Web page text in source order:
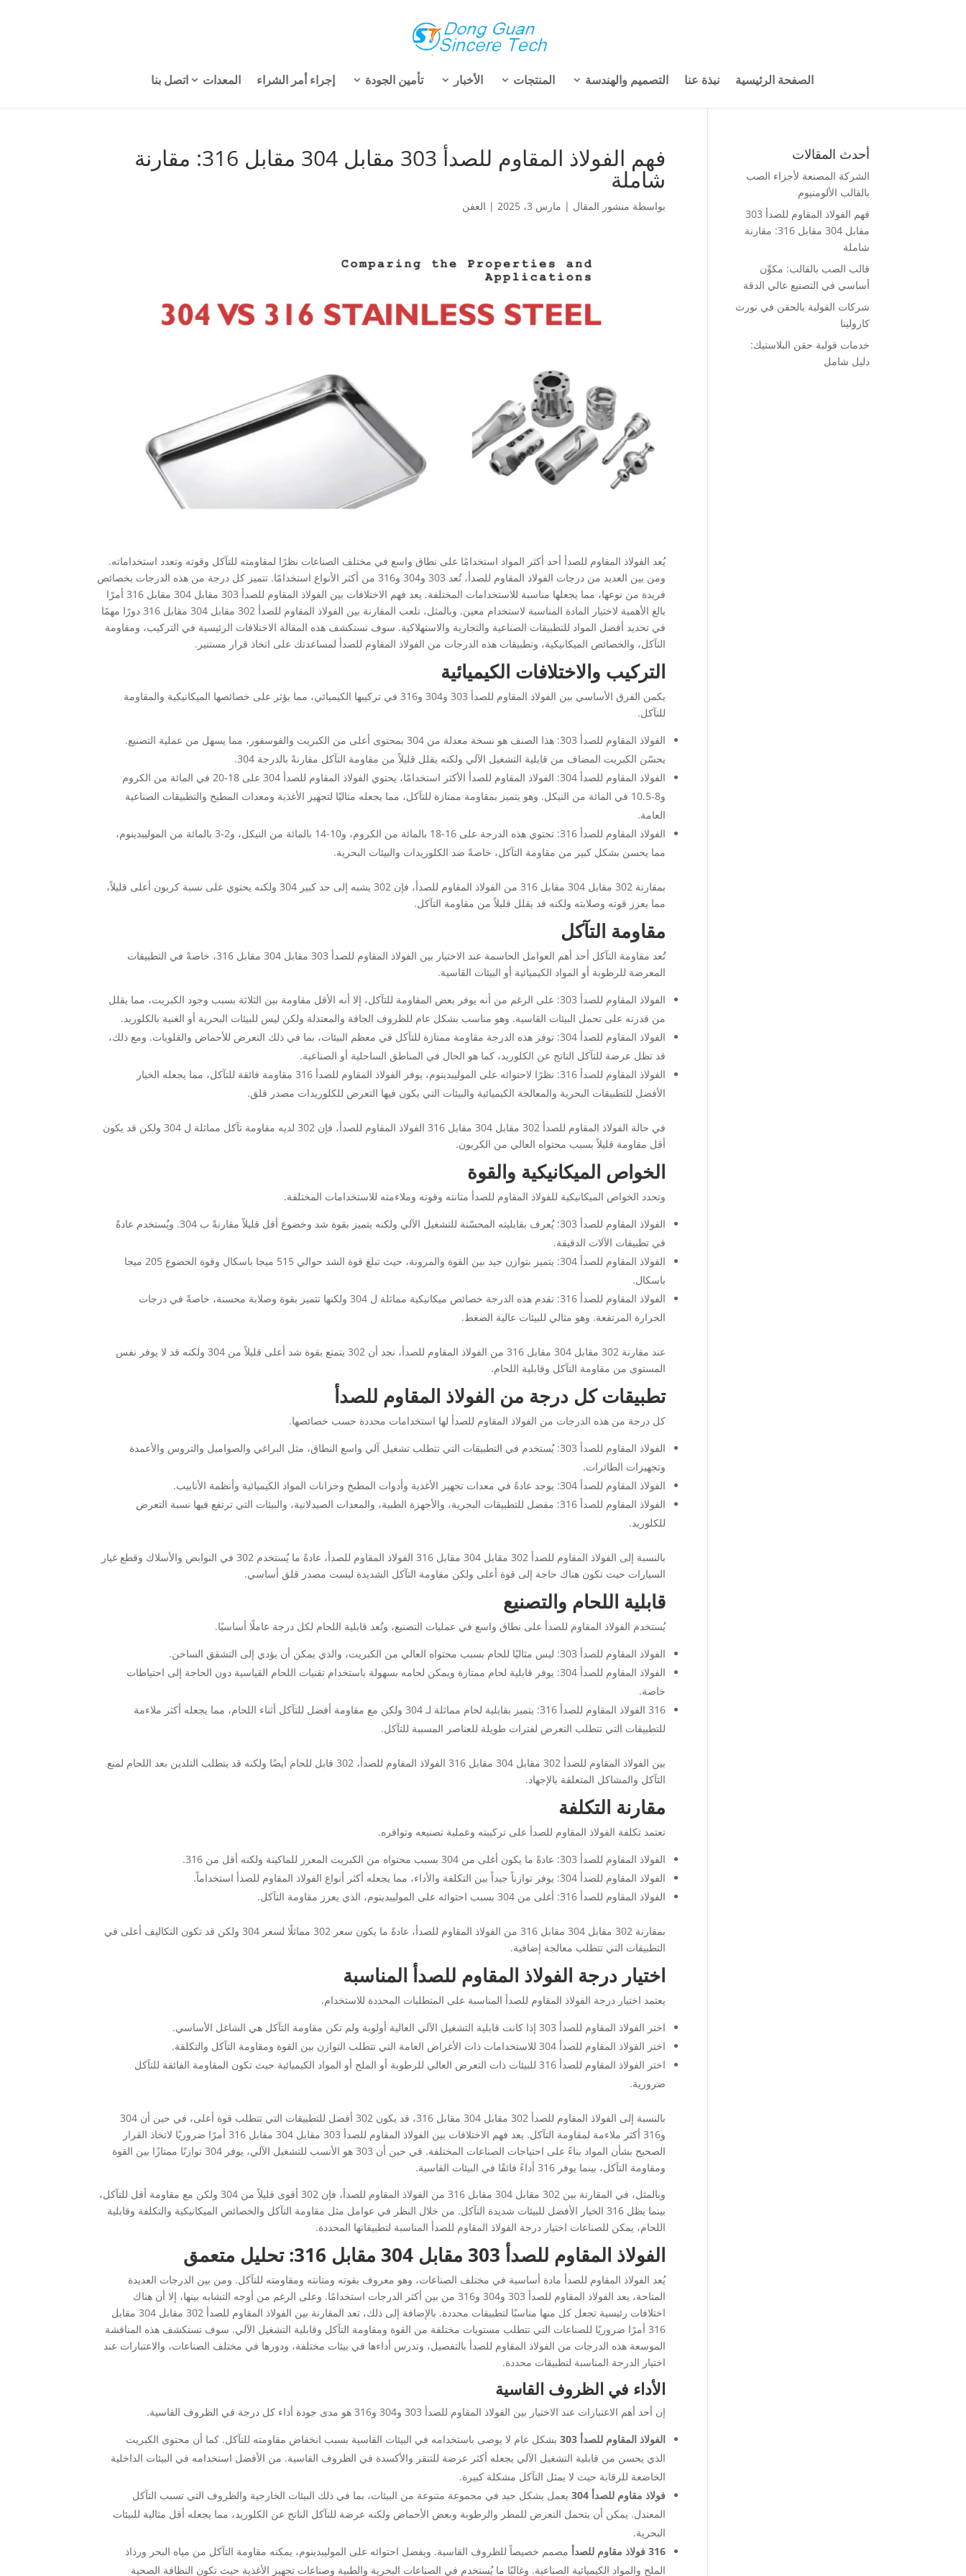
الصفحة الرئيسية نبذة عنا التصميم والهندسة المنتجات الأخبار تأمين الجودة إجراء أمر الشراء المعدات اتصل بنا
فهم الفولاذ المقاوم للصدأ 303 مقابل 304 مقابل 316: مقارنة
شاملة
بواسطة منشور المقال | مارس 3، 2025 | العفن
يُعد الفولاذ المقاوم للصدأ أحد أكثر المواد استخدامًا على نطاق واسع في مختلف الصناعات نظرًا لمقاومته للتآكل وقوته وتعدد استخداماته.
ومن بين العديد من درجات الفولاذ المقاوم للصدأ، تُعد 303 و304 و316 من أكثر الأنواع استخدامًا. تتميز كل درجة من هذه الدرجات بخصائص
فريدة من نوعها، مما يجعلها مناسبة للاستخدامات المختلفة. يعد فهم الاختلافات بين الفولاذ المقاوم للصدأ 303 مقابل 304 مقابل 316 أمرًا
بالغ الأهمية لاختيار المادة المناسبة لاستخدام معين. وبالمثل، تلعب المقارنة بين الفولاذ المقاوم للصدأ 302 مقابل 304 مقابل 316 دورًا مهمًا
في تحديد أفضل المواد للتطبيقات الصناعية والتجارية والاستهلاكية. سوف تستكشف هذه المقالة الاختلافات الرئيسية في التركيب، ومقاومة
التآكل، والخصائص الميكانيكية، وتطبيقات هذه الدرجات من الفولاذ المقاوم للصدأ لمساعدتك على اتخاذ قرار مستنير.
التركيب والاختلافات الكيميائية
يكمن الفرق الأساسي بين الفولاذ المقاوم للصدأ 303 و304 و316 في تركيبها الكيميائي، مما يؤثر على خصائصها الميكانيكية والمقاومة
للتآكل.
الفولاذ المقاوم للصدأ 303: هذا الصنف هو نسخة معدلة من 304 بمحتوى أعلى من الكبريت والفوسفور، مما يسهل من عملية التصنيع.
يحسّن الكبريت المضاف من قابلية التشغيل الآلي ولكنه يقلل قليلاً من مقاومة التآكل مقارنةً بالدرجة 304.
الفولاذ المقاوم للصدأ 304: الفولاذ المقاوم للصدأ الأكثر استخدامًا، يحتوي الفولاذ المقاوم للصدأ 304 على 18-20 في المائة من الكروم
و8-10.5 في المائة من النيكل. وهو يتميز بمقاومة ممتازة للتآكل، مما يجعله مثاليًا لتجهيز الأغذية ومعدات المطبخ والتطبيقات الصناعية
العامة.
الفولاذ المقاوم للصدأ 316: تحتوي هذه الدرجة على 16-18 بالمائة من الكروم، و10-14 بالمائة من النيكل، و2-3 بالمائة من الموليبدينوم،
مما يحسن بشكل كبير من مقاومة التآكل، خاصةً ضد الكلوريدات والبيئات البحرية.
بمقارنة 302 مقابل 304 مقابل 316 من الفولاذ المقاوم للصدأ، فإن 302 يشبه إلى حد كبير 304 ولكنه يحتوي على نسبة كربون أعلى قليلاً،
مما يعزز قوته وصلابته ولكنه قد يقلل قليلاً من مقاومة التآكل.
مقاومة التآكل
تُعد مقاومة التآكل أحد أهم العوامل الحاسمة عند الاختيار بين الفولاذ المقاوم للصدأ 303 مقابل 304 مقابل 316، خاصةً في التطبيقات
المعرضة للرطوبة أو المواد الكيميائية أو البيئات القاسية.
الفولاذ المقاوم للصدأ 303: على الرغم من أنه يوفر بعض المقاومة للتآكل، إلا أنه الأقل مقاومة بين الثلاثة بسبب وجود الكبريت، مما يقلل
من قدرته على تحمل البيئات القاسية. وهو مناسب بشكل عام للظروف الجافة والمعتدلة ولكن ليس للبيئات البحرية أو الغنية بالكلوريد.
الفولاذ المقاوم للصدأ 304: توفر هذه الدرجة مقاومة ممتازة للتآكل في معظم البيئات، بما في ذلك التعرض للأحماض والقلويات. ومع ذلك،
قد تظل عرضة للتآكل الناتج عن الكلوريد، كما هو الحال في المناطق الساحلية أو الصناعية.
الفولاذ المقاوم للصدأ 316: نظرًا لاحتوائه على الموليبدينوم، يوفر الفولاذ المقاوم للصدأ 316 مقاومة فائقة للتآكل، مما يجعله الخيار
الأفضل للتطبيقات البحرية والمعالجة الكيميائية والبيئات التي يكون فيها التعرض للكلوريدات مصدر قلق.
في حالة الفولاذ المقاوم للصدأ 302 مقابل 304 مقابل 316 الفولاذ المقاوم للصدأ، فإن 302 لديه مقاومة تآكل مماثلة ل 304 ولكن قد يكون
أقل مقاومة قليلاً بسبب محتواه العالي من الكربون.
الخواص الميكانيكية والقوة
وتحدد الخواص الميكانيكية للفولاذ المقاوم للصدأ متانته وقوته وملاءمته للاستخدامات المختلفة.
الفولاذ المقاوم للصدأ 303: يُعرف بقابليته المحسّنة للتشغيل الآلي ولكنه يتميز بقوة شد وخضوع أقل قليلاً مقارنةً ب 304. ويُستخدم عادةً
في تطبيقات الآلات الدقيقة.
الفولاذ المقاوم للصدأ 304: يتميز بتوازن جيد بين القوة والمرونة، حيث تبلغ قوة الشد حوالي 515 ميجا باسكال وقوة الخضوع 205 ميجا
باسكال.
الفولاذ المقاوم للصدأ 316: تقدم هذه الدرجة خصائص ميكانيكية مماثلة ل 304 ولكنها تتميز بقوة وصلابة محسنة، خاصةً في درجات
الحرارة المرتفعة. وهو مثالي للبيئات عالية الضغط.
عند مقارنة 302 مقابل 304 مقابل 316 من الفولاذ المقاوم للصدأ، نجد أن 302 يتمتع بقوة شد أعلى قليلاً من 304 ولكنه قد لا يوفر نفس
المستوى من مقاومة التآكل وقابلية اللحام.
تطبيقات كل درجة من الفولاذ المقاوم للصدأ
كل درجة من هذه الدرجات من الفولاذ المقاوم للصدأ لها استخدامات محددة حسب خصائصها.
الفولاذ المقاوم للصدأ 303: يُستخدم في التطبيقات التي تتطلب تشغيل آلي واسع النطاق، مثل البراغي والصواميل والتروس والأعمدة
وتجهيزات الطائرات.
الفولاذ المقاوم للصدأ 304: يوجد عادةً في معدات تجهيز الأغذية وأدوات المطبخ وخزانات المواد الكيميائية وأنظمة الأنابيب.
الفولاذ المقاوم للصدأ 316: مفضل للتطبيقات البحرية، والأجهزة الطبية، والمعدات الصيدلانية، والبيئات التي ترتفع فيها نسبة التعرض
للكلوريد.
بالنسبة إلى الفولاذ المقاوم للصدأ 302 مقابل 304 مقابل 316 الفولاذ المقاوم للصدأ، عادةً ما يُستخدم 302 في النوابض والأسلاك وقطع غيار
السيارات حيث تكون هناك حاجة إلى قوة أعلى ولكن مقاومة التآكل الشديدة ليست مصدر قلق أساسي.
قابلية اللحام والتصنيع
يُستخدم الفولاذ المقاوم للصدأ على نطاق واسع في عمليات التصنيع، وتُعد قابلية اللحام لكل درجة عاملًا أساسيًا.
الفولاذ المقاوم للصدأ 303: ليس مثاليًا للحام بسبب محتواه العالي من الكبريت، والذي يمكن أن يؤدي إلى التشقق الساخن.
الفولاذ المقاوم للصدأ 304: يوفر قابلية لحام ممتازة ويمكن لحامه بسهولة باستخدام تقنيات اللحام القياسية دون الحاجة إلى احتياطات
خاصة.
316 الفولاذ المقاوم للصدأ 316: يتميز بقابلية لحام مماثلة لـ 304 ولكن مع مقاومة أفضل للتآكل أثناء اللحام، مما يجعله أكثر ملاءمة
للتطبيقات التي تتطلب التعرض لفترات طويلة للعناصر المسببة للتآكل.
بين الفولاذ المقاوم للصدأ 302 مقابل 304 مقابل 316 الفولاذ المقاوم للصدأ، 302 قابل للحام أيضًا ولكنه قد يتطلب التلدين بعد اللحام لمنع
التآكل والمشاكل المتعلقة بالإجهاد.
مقارنة التكلفة
تعتمد تكلفة الفولاذ المقاوم للصدأ على تركيبته وعملية تصنيعه وتوافره.
الفولاذ المقاوم للصدأ 303: عادةً ما يكون أغلى من 304 بسبب محتواه من الكبريت المعزز للماكينة ولكنه أقل من 316.
الفولاذ المقاوم للصدأ 304: يوفر توازناً جيداً بين التكلفة والأداء، مما يجعله أكثر أنواع الفولاذ المقاوم للصدأ استخداماً.
الفولاذ المقاوم للصدأ 316: أغلى من 304 بسبب احتوائه على الموليبدينوم، الذي يعزز مقاومة التآكل.
بمقارنة 302 مقابل 304 مقابل 316 من الفولاذ المقاوم للصدأ، عادةً ما يكون سعر 302 مماثلًا لسعر 304 ولكن قد تكون التكاليف أعلى في
التطبيقات التي تتطلب معالجة إضافية.
اختيار درجة الفولاذ المقاوم للصدأ المناسبة
يعتمد اختيار درجة الفولاذ المقاوم للصدأ المناسبة على المتطلبات المحددة للاستخدام.
اختر الفولاذ المقاوم للصدأ 303 إذا كانت قابلية التشغيل الآلي العالية أولوية ولم تكن مقاومة التآكل هي الشاغل الأساسي.
اختر الفولاذ المقاوم للصدأ 304 للاستخدامات ذات الأغراض العامة التي تتطلب التوازن بين القوة ومقاومة التآكل والتكلفة.
اختر الفولاذ المقاوم للصدأ 316 للبيئات ذات التعرض العالي للرطوبة أو الملح أو المواد الكيميائية حيث تكون المقاومة الفائقة للتآكل
ضرورية.
بالنسبة إلى الفولاذ المقاوم للصدأ 302 مقابل 304 مقابل 316، قد يكون 302 أفضل للتطبيقات التي تتطلب قوة أعلى، في حين أن 304
و316 أكثر ملاءمة لمقاومة التآكل.
يعد فهم الاختلافات بين الفولاذ المقاوم للصدأ 303 مقابل 304 مقابل 316 أمرًا ضروريًا لاتخاذ القرار
الصحيح بشأن المواد بناءً على احتياجات الصناعات المختلفة. في حين أن 303 هو الأنسب للتشغيل الآلي، يوفر 304 توازنًا ممتازًا بين القوة
ومقاومة التآكل، بينما يوفر 316 أداءً فائقًا في البيئات القاسية.
وبالمثل، في المقارنة بين 302 مقابل 304 مقابل 316 من الفولاذ المقاوم للصدأ، فإن 302 أقوى قليلاً من 304 ولكن مع مقاومة أقل للتآكل،
بينما يظل 316 الخيار الأفضل للبيئات شديدة التآكل. من خلال النظر في عوامل مثل مقاومة التآكل والخصائص الميكانيكية والتكلفة وقابلية
اللحام، يمكن للصناعات اختيار درجة الفولاذ المقاوم للصدأ المناسبة لتطبيقاتها المحددة.
الفولاذ المقاوم للصدأ 303 مقابل 304 مقابل 316: تحليل متعمق
يُعد الفولاذ المقاوم للصدأ مادة أساسية في مختلف الصناعات، وهو معروف بقوته ومتانته ومقاومته للتآكل. ومن بين الدرجات العديدة
المتاحة، يعد الفولاذ المقاوم للصدأ 303 و304 و316 من بين أكثر الدرجات استخدامًا. وعلى الرغم من أوجه التشابه بينها، إلا أن هناك
اختلافات رئيسية تجعل كل منها مناسبًا لتطبيقات محددة. بالإضافة إلى ذلك، تعد المقارنة بين الفولاذ المقاوم للصدأ 302 مقابل 304 مقابل
316 أمرًا ضروريًا للصناعات التي تتطلب مستويات مختلفة من القوة ومقاومة التآكل وقابلية التشغيل الآلي. سوف تستكشف هذه المناقشة
الموسعة هذه الدرجات من الفولاذ المقاوم للصدأ بالتفصيل، وتدرس أداءها في بيئات مختلفة، ودورها في مختلف الصناعات، والاعتبارات عند
اختيار الدرجة المناسبة لتطبيقات محددة.
الأداء في الظروف القاسية
إن أحد أهم الاعتبارات عند الاختيار بين الفولاذ المقاوم للصدأ 303 و304 و316 هو مدى جودة أداء كل درجة في الظروف القاسية.
الفولاذ المقاوم للصدأ 303
بشكل عام لا يوصى باستخدامه في البيئات القاسية بسبب انخفاض مقاومته للتآكل. كما أن محتوى الكبريت
الذي يحسن من قابلية التشغيل الآلي يجعله أكثر عرضة للتنقر والأكسدة في الظروف القاسية. من الأفضل استخدامه في البيئات الداخلية
الخاضعة للرقابة حيث لا يمثل التآكل مشكلة كبيرة.
فولاذ مقاوم للصدأ 304
يعمل بشكل جيد في مجموعة متنوعة من البيئات، بما في ذلك البيئات الخارجية والظروف التي تسبب التآكل
المعتدل. يمكن أن يتحمل التعرض للمطر والرطوبة وبعض الأحماض ولكنه عرضة للتآكل الناتج عن الكلوريد، مما يجعله أقل مثالية للبيئات
البحرية.
316 فولاذ مقاوم للصدأ
مصمم خصيصاً للظروف القاسية. وبفضل احتوائه على الموليبدينوم، يمكنه مقاومة التآكل من مياه البحر ورذاذ
الملح والمواد الكيميائية الصناعية. وغالبًا ما يُستخدم في الصناعات البحرية والطبية وصناعات تجهيز الأغذية حيث تكون النظافة الصحية
أحدث المقالات
الشركة المصنعة لأجزاء الصب
بالقالب الألومنيوم
فهم الفولاذ المقاوم للصدأ 303
مقابل 304 مقابل 316: مقارنة
شاملة
قالب الصب بالقالب: مكوِّن
أساسي في التصنيع عالي الدقة
شركات القولبة بالحقن في نورث
كارولينا
خدمات قولبة حقن البلاستيك:
دليل شامل